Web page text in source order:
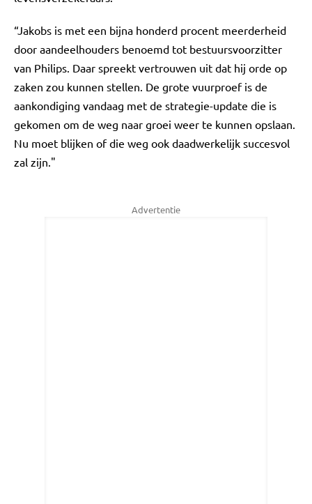
“Jakobs is met een bijna honderd procent meerderheid
door aandeelhouders benoemd tot bestuursvoorzitter
van Philips. Daar spreekt vertrouwen uit dat hij orde op
zaken zou kunnen stellen. De grote vuurproef is de
aankondiging vandaag met de strategie-update die is
gekomen om de weg naar groei weer te kunnen opslaan.
Nu moet blijken of die weg ook daadwerkelijk succesvol
zal zijn."
Advertentie